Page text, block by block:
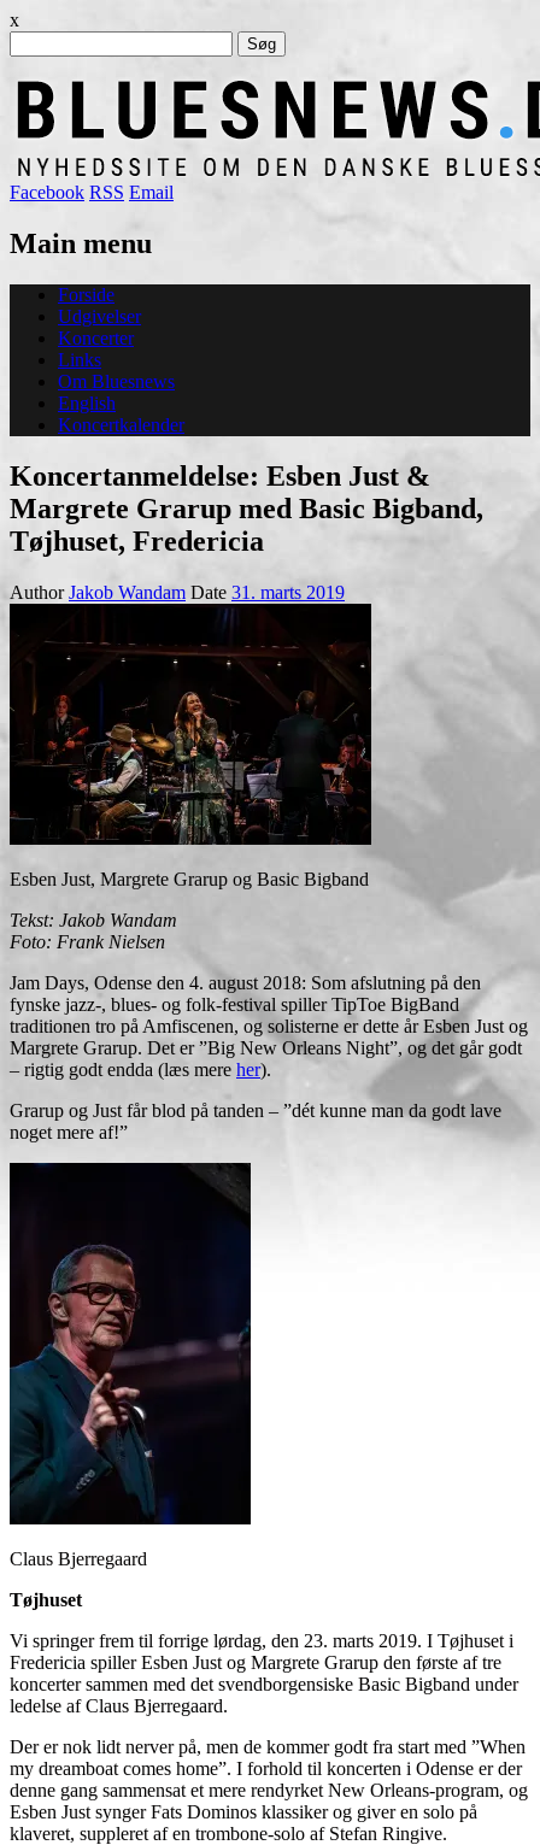
x
efter:
Facebook RSS Email
Main menu
Skip
content
Forside
Udgivelser
Koncerter
Links
Om Bluesnews
English
Koncertkalender
Koncertanmeldelse: Esben Just &
Margrete Grarup med Basic Bigband,
Tøjhuset, Fredericia
AuthorJakob Wandam Date 31. marts 2019
Esben Just, Margrete Grarup og Basic Bigband
Tekst: Jakob Wandam
Foto: Frank Nielsen
Jam Days, Odense den 4. august 2018: Som afslutning på den
fynske jazz-, blues- og folk-festival spiller TipToe BigBand
traditionen tro på Amfiscenen, og solisterne er dette år Esben Just og
Margrete Grarup. Det er ”Big New Orleans Night”, og det går godt
– rigtig godt endda (læs mere her).
Grarup og Just får blod på tanden – ”dét kunne man da godt lave
noget mere af!”
Claus Bjerregaard
Tøjhuset
Vi springer frem til forrige lørdag, den 23. marts 2019. I Tøjhuset i
Fredericia spiller Esben Just og Margrete Grarup den første af tre
koncerter sammen med det svendborgensiske Basic Bigband under
ledelse af Claus Bjerregaard.
Der er nok lidt nerver på, men de kommer godt fra start med ”When
my dreamboat comes home”. I forhold til koncerten i Odense er der
denne gang sammensat et mere rendyrket New Orleans-program, og
Esben Just synger Fats Dominos klassiker og giver en solo på
klaveret, suppleret af en trombone-solo af Stefan Ringive.